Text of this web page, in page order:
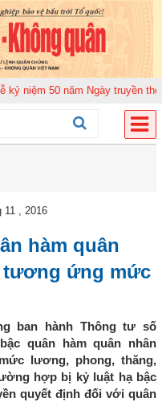
50 năm Ngày truyền thống
11 , 2016
hàm quân
tương ứng mức
ban hành Thông tư số
quân hàm quân nhân
lương, phong, thăng,
hợp bị kỷ luật hạ bậc
quyết định đối với quân